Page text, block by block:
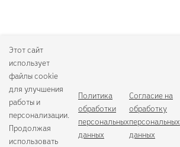
Этот сайт
использует
файлы cookie
для улучшения
работы и
персонализации.
Продолжая
использовать
Политика
обработки
персональных
данных
Согласие на
обработку
персональных
данных